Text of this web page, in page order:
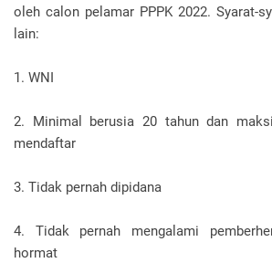
oleh calon pelamar PPPK 2022. Syarat-
lain:
1. WNI
2. Minimal berusia 20 tahun dan
mendaftar
3. Tidak pernah dipidana
4. Tidak pernah mengalami
hormat